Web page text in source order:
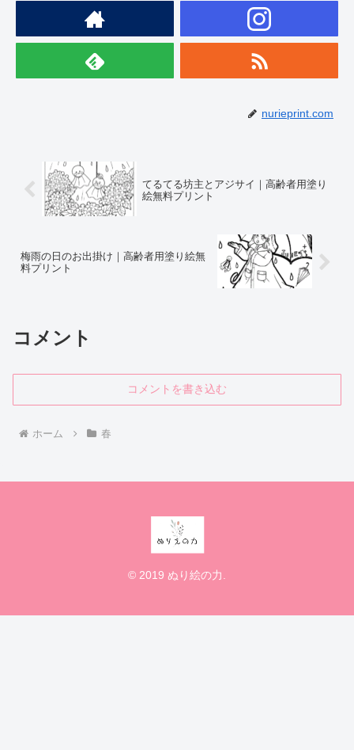
nurieprint.com
てるてる坊主とアジサイ｜高齢者用塗り
絵無料プリント
梅雨の日のお出掛け｜高齢者用塗り絵無
料プリント
コメント
コメントを書き込む
ホーム 春
© 2019 ぬり絵の力.